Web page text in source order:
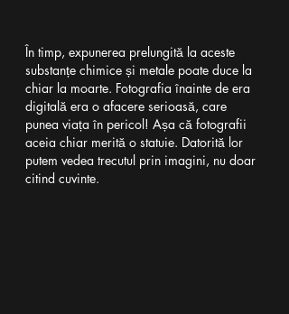
În timp, expunerea prelungită la aceste
substanțe chimice și metale poate duce la
chiar la moarte. Fotografia înainte de era
digitală era o afacere serioasă, care
punea viața în pericol! Așa că fotografii
aceia chiar merită o statuie. Datorită lor
putem vedea trecutul prin imagini, nu doar
citind cuvinte.